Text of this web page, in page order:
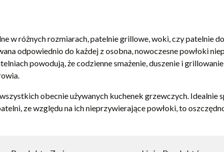
w różnych rozmiarach, patelnie grillowe, woki, czy patelnie
odpowiednio do każdej z osobna, nowoczesne powłoki
powodują, że codzienne smażenie, duszenie i
obecnie używanych kuchenek grzewczych. Idealnie
ze względu na ich nieprzywierające powłoki, to